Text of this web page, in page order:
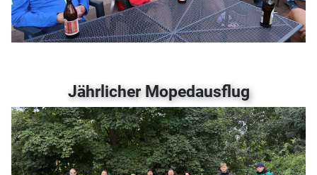
Jährlicher Mopedausflug